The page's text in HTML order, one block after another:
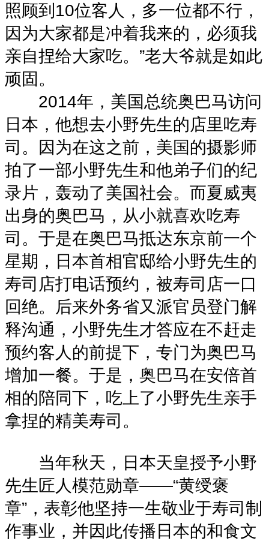
照顾到10位客人，多一位都不行，
因为大家都是冲着我来的，必须我
亲自捏给大家吃。”老大爷就是如此
顽固。
2014年，美国总统奥巴马访问
日本，他想去小野先生的店里吃寿
司。因为在这之前，美国的摄影师
拍了一部小野先生和他弟子们的纪
录片，轰动了美国社会。而夏威夷
出身的奥巴马，从小就喜欢吃寿
司。于是在奥巴马抵达东京前一个
星期，日本首相官邸给小野先生的
寿司店打电话预约，被寿司店一口
回绝。后来外务省又派官员登门解
释沟通，小野先生才答应在不赶走
预约客人的前提下，专门为奥巴马
增加一餐。于是，奥巴马在安倍首
相的陪同下，吃上了小野先生亲手
拿捏的精美寿司。
当年秋天，日本天皇授予小野
先生匠人模范勋章——“黄绶褒
章”，表彰他坚持一生敬业于寿司制
作事业，并因此传播日本的和食文